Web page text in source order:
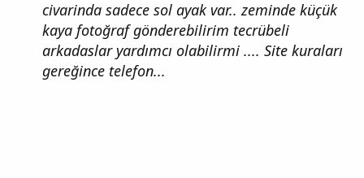
civarinda sadece sol ayak var.. zeminde küçük
kaya fotoğraf gönderebilirim tecrübeli
arkadaslar yardımcı olabilirmi .... Site kuraları
gereğince telefon...